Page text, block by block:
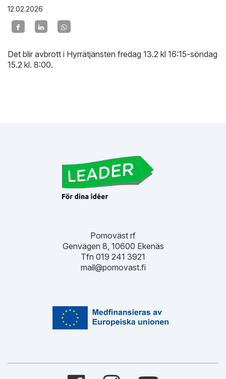
12.02.2026
Det blir avbrott i Hyrrätjänsten fredag 13.2 kl 16:15-söndag
15.2 kl. 8:00.
Pomoväst rf
Genvägen 8, 10600 Ekenäs
Tfn 019 241 3921
mail@pomovast.fi